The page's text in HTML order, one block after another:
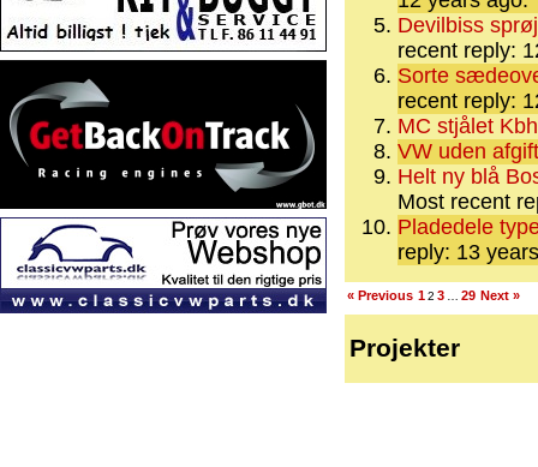
Devilbiss
recent reply:
Sorte
recent reply:
MC stjålet
VW uden
Helt ny blå
Most recent
Pladedele
reply: 13
« Previous 12 3 29 Next »
Projekter